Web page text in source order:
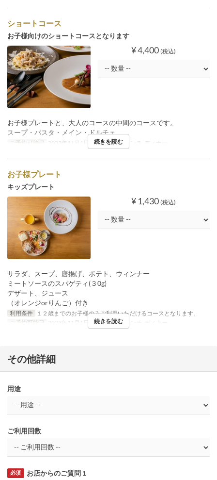
ショートコース
お子様向けのショートコースとなります
¥ 4,400 (税込)
お子様プレートと、大人のコースの中間のコースです。
スープ・パスタ・メイン・ドルチェ
ご予約可能日 2023年11月1日 ~ 食事時間 ランチ, ディナー
続きを読む
お子様プレート
キッズプレート
¥ 1,430 (税込)
サラダ、スープ、唐揚げ、ポテト、ウィンナー
ミートソースのスパゲティ(３0g)
デザート、ジュース
（オレンジorりんご）付き
利用条件
１２歳までのお子様のみご利用いただけるコースとなります。
ご予約可能日
2023年11月1日 ~ 食事時間 ランチ, ディナー
続きを読む
その他詳細
用途
ご利用回数
お店からのご質問 1
必須